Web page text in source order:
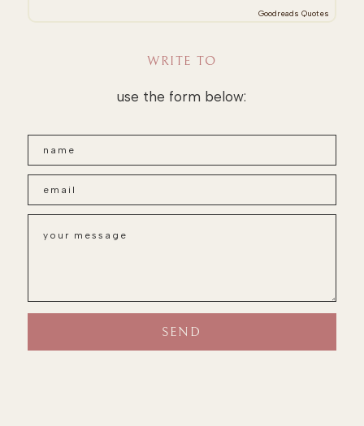
Goodreads Quotes
WRITE TO
use the form below: